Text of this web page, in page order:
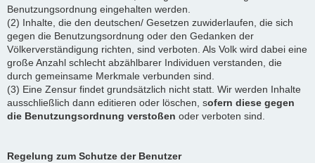
Benutzungsordnung eingehalten werden.
(2) Inhalte, die den deutschen/ Gesetzen zuwiderlaufen, die sich
gegen die Benutzungsordnung oder den Gedanken der
Völkerverständigung richten, sind verboten. Als Volk wird dabei eine
große Anzahl schlecht abzählbarer Individuen verstanden, die
durch gemeinsame Merkmale verbunden sind.
(3) Eine Zensur findet grundsätzlich nicht statt. Wir werden Inhalte
ausschließlich dann editieren oder löschen, sofern diese gegen
die Benutzungsordnung verstoßen oder verboten sind.
Regelung zum Schutze der Benutzer